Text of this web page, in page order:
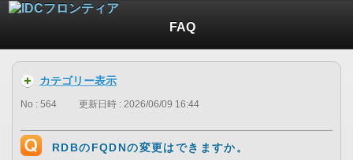
FAQ
カテゴリー表示
No : 564 更新日時 : 2026/06/09 16:44
RDBのFQDNの変更はできますか。